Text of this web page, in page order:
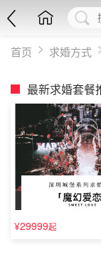
首页 求婚方式
最新求婚套餐
¥29999起